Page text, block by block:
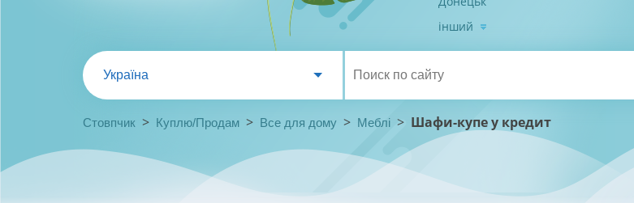
інший
Україна
Стовпчик > Куплю/Продам > Все для дому > Меблі > Шафи-купе у кредит